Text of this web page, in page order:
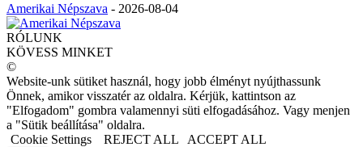
Amerikai Népszava - 2026-08-04
RÓLUNK
KÖVESS MINKET
©
Website-unk sütiket használ, hogy jobb élményt nyújthassunk
Önnek, amikor visszatér az oldalra. Kérjük, kattintson az
"Elfogadom" gombra valamennyi süti elfogadásához. Vagy menjen
a "Sütik beállítása" oldalra.
Cookie Settings
REJECT ALL ACCEPT ALL